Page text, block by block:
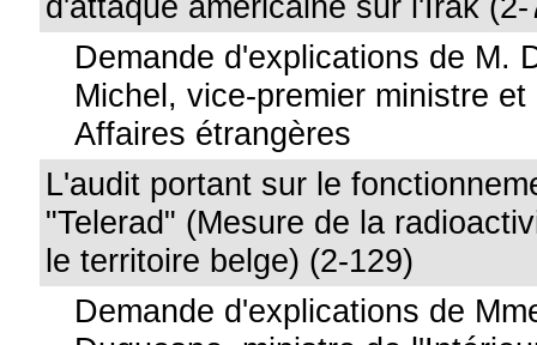
Demande d'explications de M.
Michel, vice-premier ministre
Affaires étrangères
L'audit portant sur le
"Telerad" (Mesure de la
le territoire belge) (2-129)
Demande d'explications de